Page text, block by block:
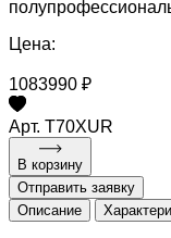
Цена:
1083990 ₽
Арт. T70XUR
В корзину
Отправить заявку
Описание